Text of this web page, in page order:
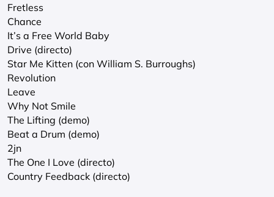
Fretless
Chance
It’s a Free World Baby
Drive (directo)
Star Me Kitten (con William S. Burroughs)
Revolution
Leave
Why Not Smile
The Lifting (demo)
Beat a Drum (demo)
2jn
The One I Love (directo)
Country Feedback (directo)